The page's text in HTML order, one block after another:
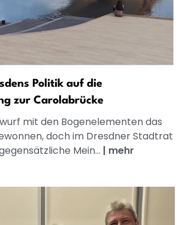
Politik auf die
zur Carolabrücke
mit den Bogenelementen das
doch im Dresdner Stadtrat
Mein... | mehr